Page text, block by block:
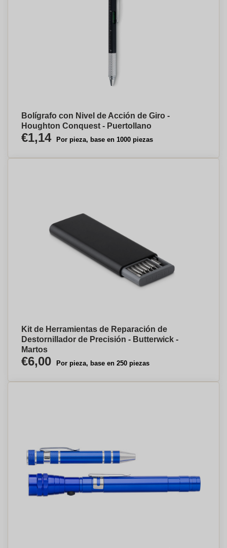
Bolígrafo con Nivel de Acción de Giro -
Houghton Conquest - Puertollano
€1,14 Por pieza, base en 1000 piezas
Kit de Herramientas de Reparación de
Destornillador de Precisión - Butterwick -
Martos
€6,00 Por pieza, base en 250 piezas